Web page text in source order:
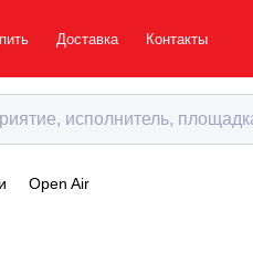
Доставка Контакты
Open Air